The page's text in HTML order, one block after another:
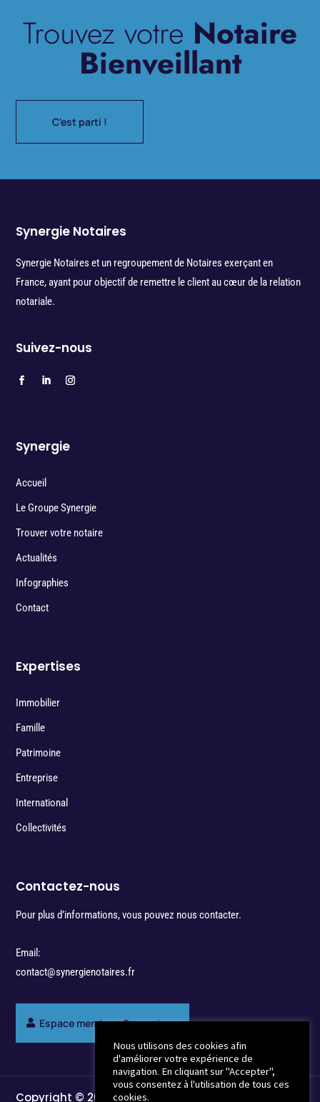
Trouvez votre Notaire
Bienveillant
C'est parti !
Synergie Notaires
Synergie Notaires et un regroupement de Notaires exerçant en
France, ayant pour objectif de remettre le client au cœur de la relation
notariale.
Suivez-nous
Synergie
Accueil
Le Groupe Synergie
Trouver votre notaire
Actualités
Infographies
Contact
Expertises
Immobilier
Famille
Patrimoine
Entreprise
International
Collectivités
Contactez-nous
Pour plus d’informations, vous pouvez nous contacter.
Email:
contact@synergienotaires.fr
Espace membres Synergie
Copyright © 2022 - Break-Out Company - Agence
Nous utilisons des cookies afin
d'améliorer votre expérience de
navigation. En cliquant sur "Accepter",
vous consentez à l'utilisation de tous ces
cookies.